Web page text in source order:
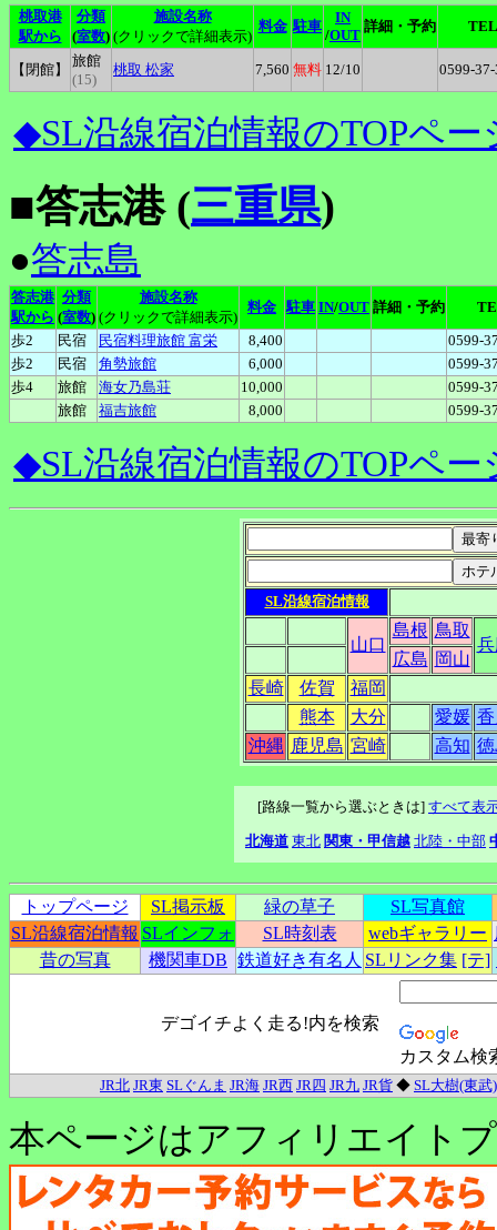
桃取港
駅から
分類
(室数)
施設名称
(クリックで詳細表示)
料金 駐車
IN
/OUT
詳細・予約 TEL
【閉館】
旅館
(15)
桃取 松家 7,560 無料 12/10 0599-
◆SL沿線宿泊情報のTOPペー
■答志港 (三重県)
●答志島
答志港
駅から
分類
(室数)
施設名称
(クリックで詳細表示)
料金 駐車 IN/OUT 詳細・予約
歩2
民宿 民宿料理旅館 富栄 8,400
0599-
歩2
民宿 角勢旅館 6,000
0599-
歩4
旅館 海女乃島荘 10,000
0599-
旅館
福吉旅館 8,000 0599-
◆SL沿線宿泊情報のTOPペー
SL沿線宿泊情報
山口
島根 鳥取
広島 岡山
長崎
佐賀
福岡
熊本
大分 愛媛
沖縄 鹿児島 宮崎 高知
[路線一覧から選ぶときは] すべて表
北海道 東北 関東・甲信越 北陸・中部
トップページ SL掲示板 緑の草子
SL写真館
SL沿線宿泊情報 SLインフォ SL時刻表 webギャラリー
昔の写真
機関車DB 鉄道好き有名人 SLリンク集 [テ]
デゴイチよく走る!内を検索
カスタム検
JR北 JR東 SLぐんま JR海 JR西 JR四 JR九 JR貨 ◆ SL大樹(東武)
本ページはアフィリエイト